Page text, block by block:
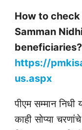
How to
Samman
beneficiaries?
https://
us.aspx
पीएम सम्मान निधी
काही सोप्या